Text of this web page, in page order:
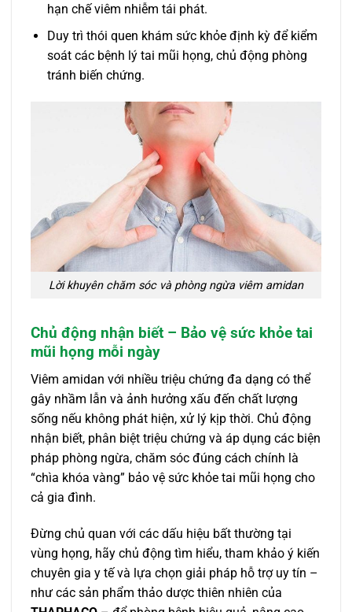
hạn chế viêm nhiễm tái phát.
Duy trì thói quen khám sức khỏe định kỳ để kiểm
soát các bệnh lý tai mũi họng, chủ động phòng
tránh biến chứng.
Lời khuyên chăm sóc và phòng ngừa viêm amidan
Chủ động nhận biết – Bảo vệ sức khỏe tai
mũi họng mỗi ngày
Viêm amidan với nhiều triệu chứng đa dạng có thể
gây nhầm lẫn và ảnh hưởng xấu đến chất lượng
sống nếu không phát hiện, xử lý kịp thời. Chủ động
nhận biết, phân biệt triệu chứng và áp dụng các biện
pháp phòng ngừa, chăm sóc đúng cách chính là
“chìa khóa vàng” bảo vệ sức khỏe tai mũi họng cho
cả gia đình.
Đừng chủ quan với các dấu hiệu bất thường tại
vùng họng, hãy chủ động tìm hiểu, tham khảo ý kiến
chuyên gia y tế và lựa chọn giải pháp hỗ trợ uy tín –
như các sản phẩm thảo dược thiên nhiên của